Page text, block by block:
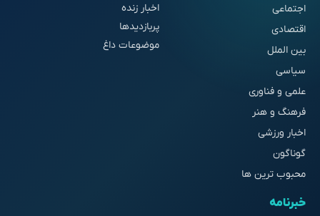
اجتماعی
اقتصادی
بین الملل
سیاسی
علمی و فناوری
فرهنگ و هنر
اخبار ورزشی
گوناگون
محبوب ترین ها
اخبار زنده
پربازدیدها
موضوعات داغ
خبرنامه